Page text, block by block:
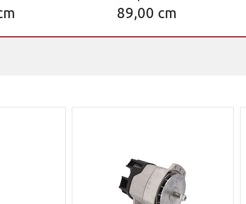
89,00 cm